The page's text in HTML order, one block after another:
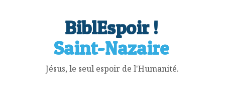
BiblEspoir !
Saint-Nazaire
Jésus, le seul espoir de l'Humanité.